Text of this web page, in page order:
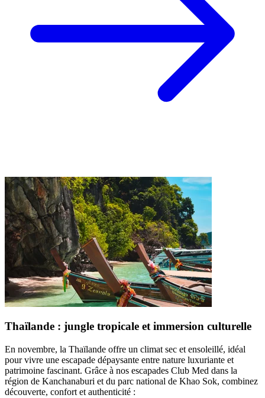
Thaïlande : jungle tropicale et immersion culturelle
En novembre, la Thaïlande offre un climat sec et ensoleillé, idéal
pour vivre une escapade dépaysante entre nature luxuriante et
patrimoine fascinant. Grâce à nos escapades Club Med dans la
région de Kanchanaburi et du parc national de Khao Sok, combinez
découverte, confort et authenticité :